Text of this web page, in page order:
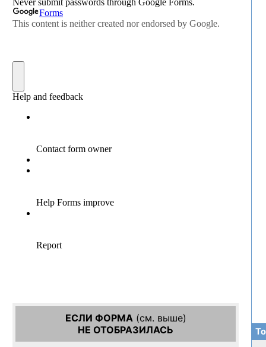
ЕСЛИ ФОРМА(см. выше)
НЕ ОТОБРАЗИЛАСЬ